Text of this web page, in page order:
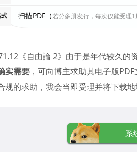
扫描PDF（若分多册发行，每次仅能受理1
《自由論 2》由于是年代较久的
实需要 ，可向博主求助其电子版
规的求助，我会当即受理并将下载地
系